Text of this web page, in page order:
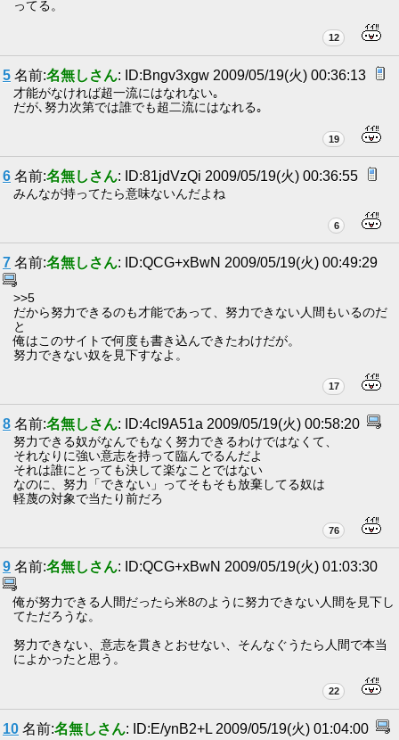
ってる。
12
5 名前:名無しさん: ID:Bngv3xgw 2009/05/19(火) 00:36:13
才能がなければ超一流にはなれない｡
だが､努力次第では誰でも超二流にはなれる｡
19
6 名前:名無しさん: ID:81jdVzQi 2009/05/19(火) 00:36:55
みんなが持ってたら意味ないんだよね
6
7 名前:名無しさん: ID:QCG+xBwN 2009/05/19(火) 00:49:29
>>5
だから努力できるのも才能であって、努力できない人間もいるのだ
と
俺はこのサイトで何度も書き込んできたわけだが。
努力できない奴を見下すなよ。
17
8 名前:名無しさん: ID:4cI9A51a 2009/05/19(火) 00:58:20
努力できる奴がなんでもなく努力できるわけではなくて、
それなりに強い意志を持って臨んでるんだよ
それは誰にとっても決して楽なことではない
なのに、努力「できない」ってそもそも放棄してる奴は
軽蔑の対象で当たり前だろ
76
9 名前:名無しさん: ID:QCG+xBwN 2009/05/19(火) 01:03:30
俺が努力できる人間だったら米8のように努力できない人間を見下し
てただろうな。
努力できない、意志を貫きとおせない、そんなぐうたら人間で本当
によかったと思う。
22
10 名前:名無しさん: ID:E/ynB2+L 2009/05/19(火) 01:04:00